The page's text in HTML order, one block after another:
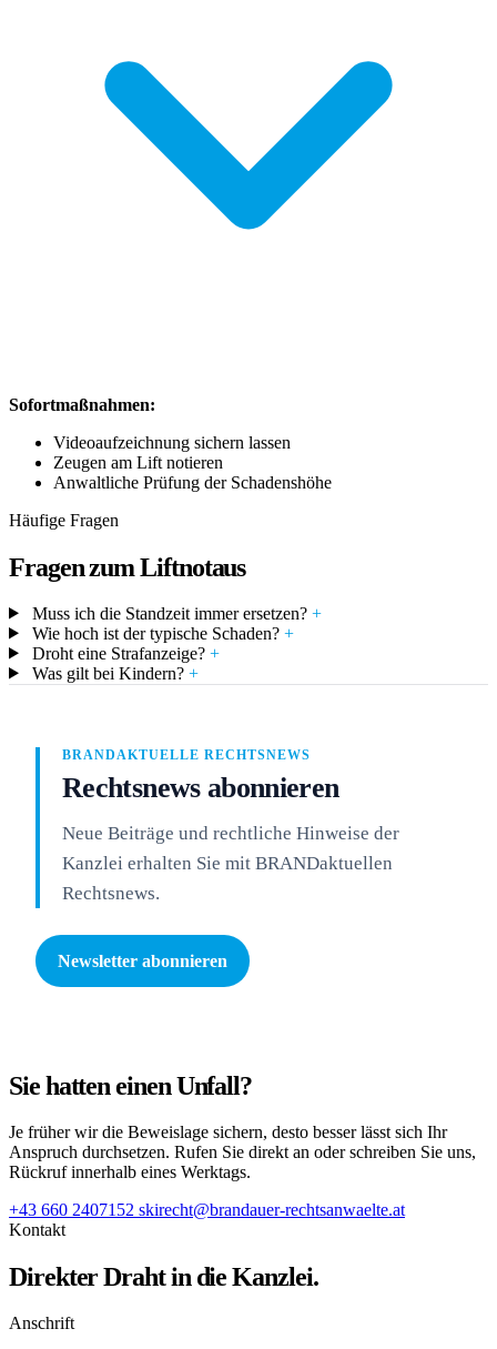
Sofortmaßnahmen:
Videoaufzeichnung sichern lassen
Zeugen am Lift notieren
Anwaltliche Prüfung der Schadenshöhe
Häufige Fragen
Fragen zum Liftnotaus
Muss ich die Standzeit immer ersetzen? +
Wie hoch ist der typische Schaden? +
Droht eine Strafanzeige? +
Was gilt bei Kindern? +
BRANDAKTUELLE RECHTSNEWS
Rechtsnews abonnieren
Neue Beiträge und rechtliche Hinweise der
Kanzlei erhalten Sie mit BRANDaktuellen
Rechtsnews.
Newsletter abonnieren
Sie hatten einen Unfall?
Je früher wir die Beweislage sichern, desto besser lässt sich Ihr
Anspruch durchsetzen. Rufen Sie direkt an oder schreiben Sie uns,
Rückruf innerhalb eines Werktags.
+43 660 2407152 skirecht@brandauer-rechtsanwaelte.at
Kontakt
Direkter Draht in die Kanzlei.
Anschrift